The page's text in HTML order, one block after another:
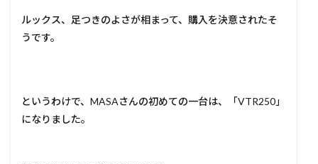
ルックス、足つきのよさが相まって、購入を決意されたそ
うです。
というわけで、MASAさんの初めての一台は、「VTR250」
になりました。